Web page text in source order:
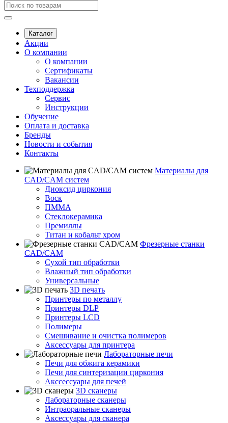
Каталог
Акции
О компании
О компании
Сертификаты
Вакансии
Техподдержка
Сервис
Инструкции
Обучение
Оплата и доставка
Бренды
Новости и события
Контакты
Материалы для
CAD/CAM систем
Диоксид циркония
Воск
ПММА
Стеклокерамика
Премиллы
Титан и кобальт хром
Фрезерные станки
CAD/CAM
Сухой тип обработки
Влажный тип обработки
Универсальные
3D печать
Принтеры по металлу
Принтеры DLP
Принтеры LCD
Полимеры
Смешивание и очистка полимеров
Аксессуары для принтера
Лабораторные печи
Печи для обжига керамики
Печи для синтеризации циркония
Акссессуары для печей
3D сканеры
Лабораторные сканеры
Интраоральные сканеры
Аксессуары для сканера